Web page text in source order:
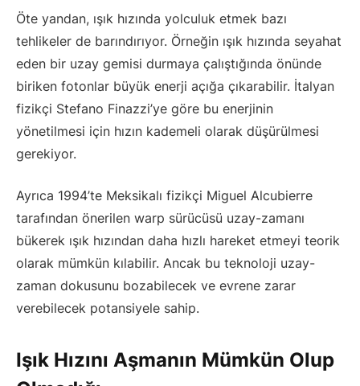
Öte yandan, ışık hızında yolculuk etmek bazı
tehlikeler de barındırıyor. Örneğin ışık hızında seyahat
eden bir uzay gemisi durmaya çalıştığında önünde
biriken fotonlar büyük enerji açığa çıkarabilir. İtalyan
fizikçi Stefano Finazzi’ye göre bu enerjinin
yönetilmesi için hızın kademeli olarak düşürülmesi
gerekiyor.
Ayrıca 1994’te Meksikalı fizikçi Miguel Alcubierre
tarafından önerilen warp sürücüsü uzay-zamanı
bükerek ışık hızından daha hızlı hareket etmeyi teorik
olarak mümkün kılabilir. Ancak bu teknoloji uzay-
zaman dokusunu bozabilecek ve evrene zarar
verebilecek potansiyele sahip.
Işık Hızını Aşmanın Mümkün Olup